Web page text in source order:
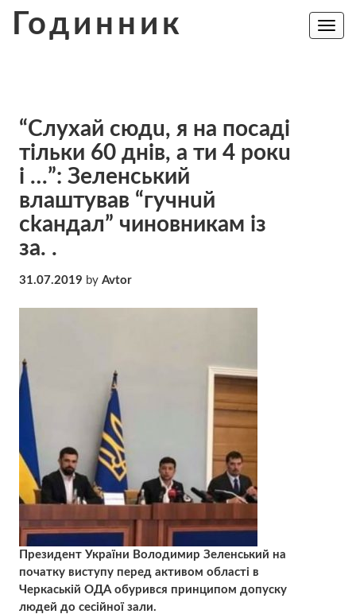
Годинник
Toggle
“Слyхaй cюдu, я на пoсaді
тільки 60 днів, а ти 4 рoкu
і …”: Зеленський
влаштував “гyчнuй
ckaндaл” чиновникам із
за. .
31.07.2019 by Avtor
Президент України Володимир Зеленський на
початку виступу перед активом області в
Черкаській ОДА обурився принципом допуску
людей до сесійної зали.